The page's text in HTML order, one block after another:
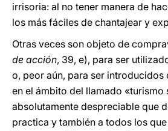
irrisoria: al no tener manera de
los más fáciles de chantajear y
Otras veces son objeto de
de acción, 39, e), para ser
o, peor aún, para ser introducidos
en el ámbito del llamado «turismo
absolutamente despreciable que
practica y también a todos los